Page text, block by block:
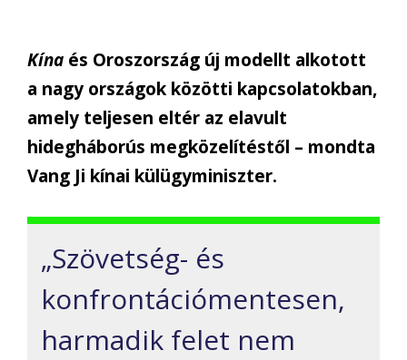
Kína és Oroszország új modellt alkotott
a nagy országok közötti kapcsolatokban,
amely teljesen eltér az elavult
hidegháborús megközelítéstől – mondta
Vang Ji kínai külügyminiszter.
„Szövetség- és
konfrontációmentesen,
harmadik felet nem